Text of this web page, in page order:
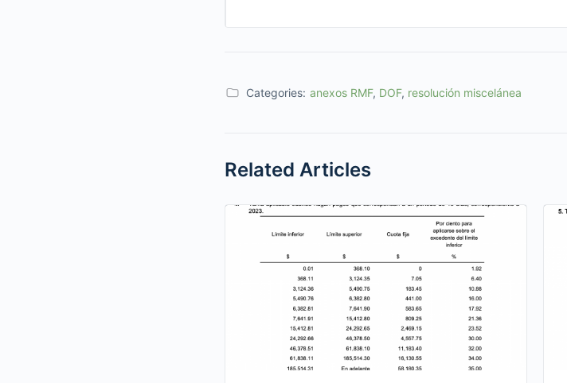
Categories: anexos RMF, DOF, resolución miscelánea
Related Articles